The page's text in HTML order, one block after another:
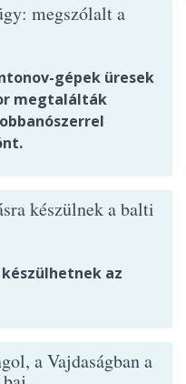
megszólalt a
gépek üresek
megtalálták
készülnek a balti
az
a Vajdaságban a